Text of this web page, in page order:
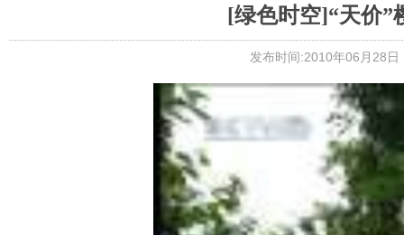
[绿色时空]“天价”
发布时间:2010年06月28